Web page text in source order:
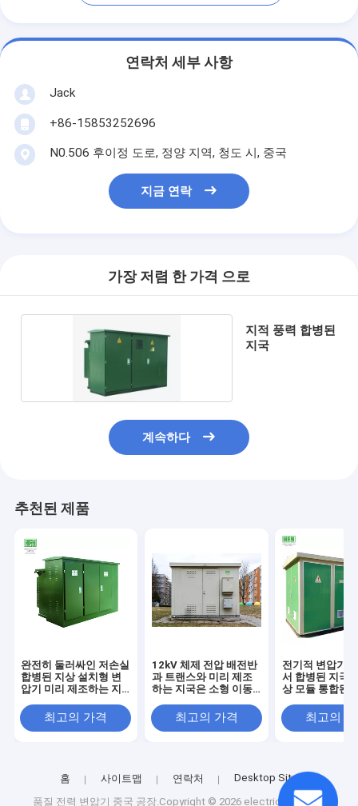
연락처 세부 사항
Jack
+86-15853252696
N0.506 후이정 도로, 정양 지역, 청도 시, 중국
지금 연락
가장 저렴 한 가격 으로
지적 풍력 합병된
지국
계속하다
추천된 제품
완전히 둘러싸인 저손실
합병된 지상 설치형 변
압기 미리 제조하는 지
최고의 가격
12kV 체제 전압 배전반
과 트랜스와 미리 제조
하는 지국은 소형 이동
최고의 가격
전기적 변압기
서 합병된 지국
상 모듈 통합된
최고의
홈 사이트맵 연락처 Desktop Site
품질 전력 변압기 중국 공장.Copyright © 2026 electrical-power-